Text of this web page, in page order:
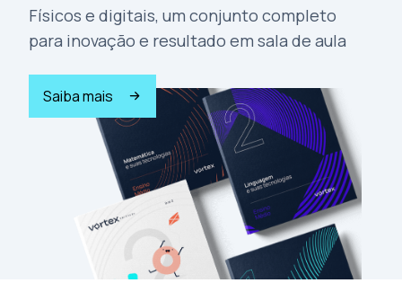
Físicos e digitais, um conjunto completo
para inovação e resultado em sala de aula
Saiba mais